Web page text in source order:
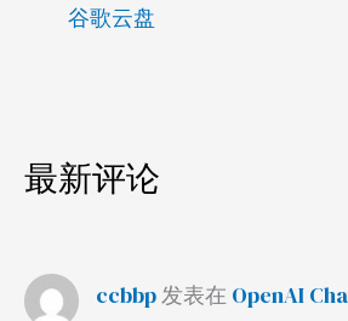
谷歌云盘
最新评论
ccbbp发表在 OpenAI